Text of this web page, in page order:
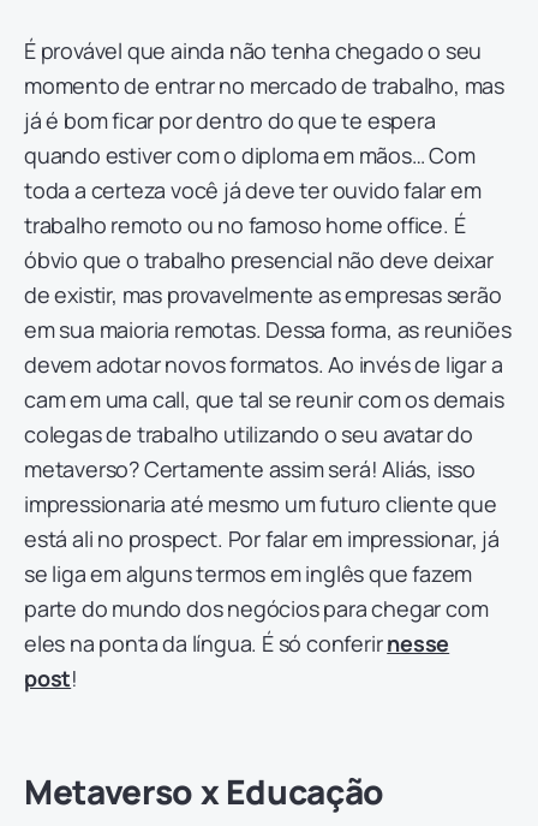
É provável que ainda não tenha chegado o seu
momento de entrar no mercado de trabalho, mas
já é bom ficar por dentro do que te espera
quando estiver com o diploma em mãos… Com
toda a certeza você já deve ter ouvido falar em
trabalho remoto ou no famoso home office. É
óbvio que o trabalho presencial não deve deixar
de existir, mas provavelmente as empresas serão
em sua maioria remotas. Dessa forma, as reuniões
devem adotar novos formatos. Ao invés de ligar a
cam em uma call, que tal se reunir com os demais
colegas de trabalho utilizando o seu avatar do
metaverso? Certamente assim será! Aliás, isso
impressionaria até mesmo um futuro cliente que
está ali no prospect. Por falar em impressionar, já
se liga em alguns termos em inglês que fazem
parte do mundo dos negócios para chegar com
eles na ponta da língua. É só conferirnesse
post!
Metaverso x Educação